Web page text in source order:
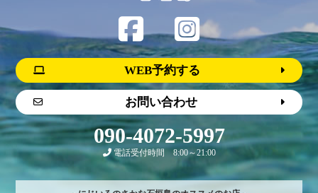
WEB予約する
お問い合わせ
090-4072-5997
電話受付時間 8:00～21:00